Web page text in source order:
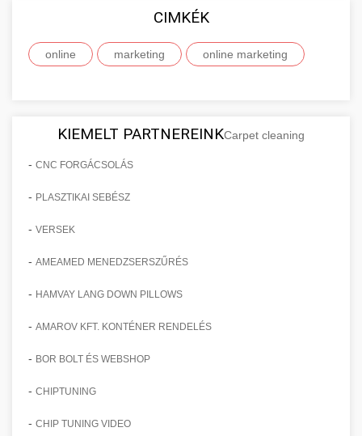
CIMKÉK
online marketing online marketing
KIEMELT PARTNEREINKCarpet cleaning
- CNC FORGÁCSOLÁS
- PLASZTIKAI SEBÉSZ
- VERSEK
- AMEAMED MENEDZSERSZŰRÉS
- HAMVAY LANG DOWN PILLOWS
- AMAROV KFT. KONTÉNER RENDELÉS
- BOR BOLT ÉS WEBSHOP
- CHIPTUNING
- CHIP TUNING VIDEO